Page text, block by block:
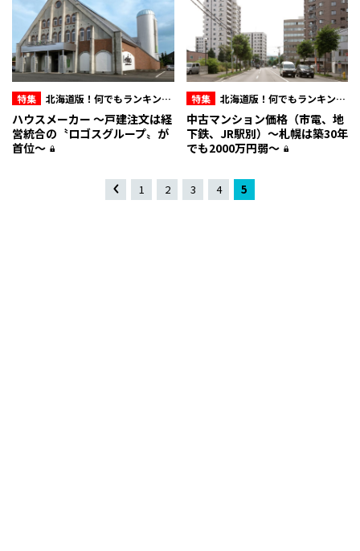
特集
北海道版！何でもランキング
&マル秘データ
ハウスメーカー 〜戸建注文は経
営統合の〝ロゴスグループ〟が
首位〜
特集
北海道版！何でもランキング
&マル秘データ
中古マンション価格（市電、地
下鉄、JR駅別）〜札幌は築30年
でも2000万円弱〜
« 1 2 3 4 5